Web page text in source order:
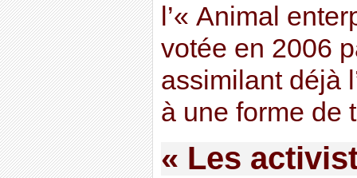
l’« Animal
votée en 2006
assimilant déjà
à une forme de
« Les